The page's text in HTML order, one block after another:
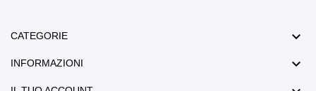
CATEGORIE 
INFORMAZIONI 